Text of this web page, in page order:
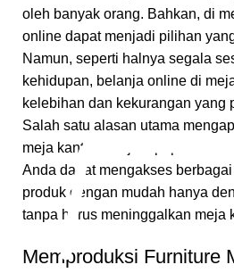
oleh banyak orang. Bahkan, di
online dapat menjadi pilihan
Namun, seperti halnya segala
kehidupan, belanja online di
kelebihan dan kekurangan yang
Salah satu alasan utama
meja kantor menjadi populer
Anda dapat mengakses berbagai
produk dengan mudah hanya
tanpa harus meninggalkan meja
Memproduksi Furniture